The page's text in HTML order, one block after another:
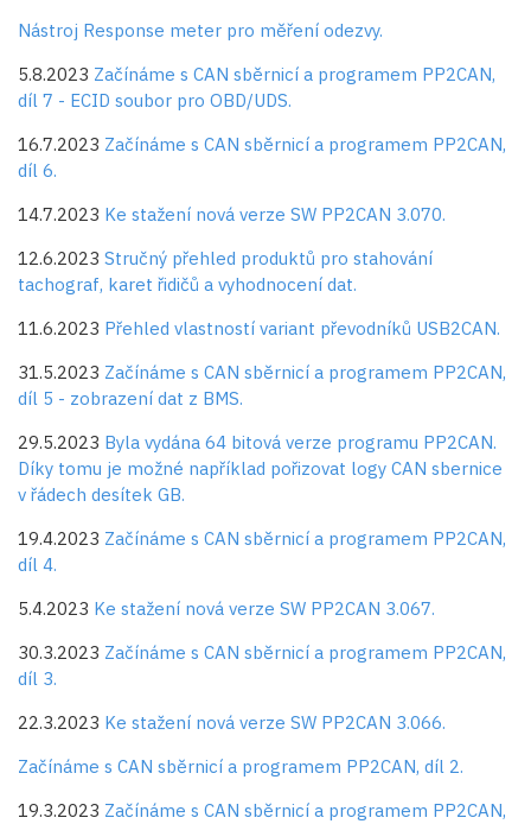
Nástroj Response meter pro měření odezvy.
5.8.2023 Začínáme s CAN sběrnicí a programem PP2CAN,
díl 7 - ECID soubor pro OBD/UDS.
16.7.2023 Začínáme s CAN sběrnicí a programem PP2CAN,
díl 6.
14.7.2023 Ke stažení nová verze SW PP2CAN 3.070.
12.6.2023 Stručný přehled produktů pro stahování
tachograf, karet řidičů a vyhodnocení dat.
11.6.2023 Přehled vlastností variant převodníků USB2CAN.
31.5.2023 Začínáme s CAN sběrnicí a programem PP2CAN,
díl 5 - zobrazení dat z BMS.
29.5.2023 Byla vydána 64 bitová verze programu PP2CAN.
Díky tomu je možné například pořizovat logy CAN sbernice
v řádech desítek GB.
19.4.2023 Začínáme s CAN sběrnicí a programem PP2CAN,
díl 4.
5.4.2023 Ke stažení nová verze SW PP2CAN 3.067.
30.3.2023 Začínáme s CAN sběrnicí a programem PP2CAN,
díl 3.
22.3.2023 Ke stažení nová verze SW PP2CAN 3.066.
Začínáme s CAN sběrnicí a programem PP2CAN, díl 2.
19.3.2023 Začínáme s CAN sběrnicí a programem PP2CAN,